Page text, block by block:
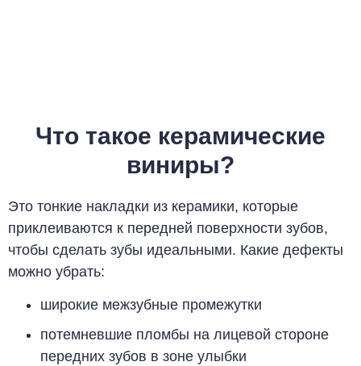
Что такое керамические
виниры?
Это тонкие накладки из керамики, которые
приклеиваются к передней поверхности зубов,
чтобы сделать зубы идеальными. Какие дефекты
можно убрать:
широкие межзубные промежутки
потемневшие пломбы на лицевой стороне
передних зубов в зоне улыбки